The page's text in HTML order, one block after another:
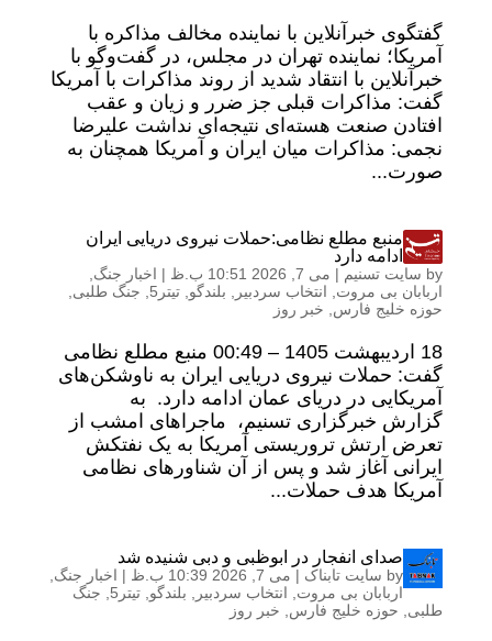
گفتگوی خبرآنلاین با نماینده مخالف مذاکره با
آمریکا؛ نماینده تهران در مجلس، در گفت‌وگو با
خبرآنلاین با انتقاد شدید از روند مذاکرات با آمریکا
گفت: مذاکرات قبلی جز ضرر و زیان و عقب
افتادن صنعت هسته‌ای نتیجه‌ای نداشت علیرضا
نجمی: مذاکرات میان ایران و آمریکا همچنان به
صورت...
منبع مطلع نظامی:حملات نیروی دریایی ایران
ادامه دارد
by سایت تسنیم | می 7, 2026 10:51 ب.ظ | اخبار جنگ
اربابان بی مروت
انتخاب سردبیر بلندگو تیتر5 جنگ طلبی
حوزه خلیج فارس
خبر روز
18 ارديبهشت 1405 – 00:49 منبع مطلع نظامی
گفت: حملات نیروی دریایی ایران به ناوشکن‌های
آمریکایی در دریای عمان ادامه دارد. به
گزارش خبرگزاری تسنیم، ماجراهای امشب از
تعرض ارتش تروریستی آمریکا به یک نفتکش
ایرانی آغاز شد و پس از آن شناورهای نظامی
آمریکا هدف حملات...
صدای انفجار در ابوظبی و دبی شنیده شد
by سایت تابناک | می 7, 2026 10:39 ب.ظ | اخبار جنگ
اربابان بی مروت
انتخاب سردبیر بلندگو تیتر5
جنگ
طلبی
حوزه خلیج فارس خبر روز